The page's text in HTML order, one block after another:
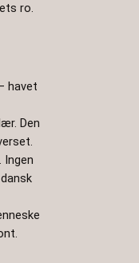
ro.
havet
Den
Ingen